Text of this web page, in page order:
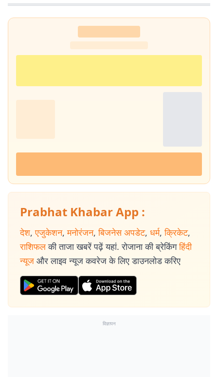
Prabhat Khabar App :
देश, एजुकेशन, मनोरंजन, बिजनेस अपडेट, धर्म, क्रिकेट,
राशिफल की ताजा खबरें पढ़ें यहां. रोजाना की ब्रेकिंग हिंदी
न्यूज और लाइव न्यूज कवरेज के लिए डाउनलोड करिए
विज्ञापन